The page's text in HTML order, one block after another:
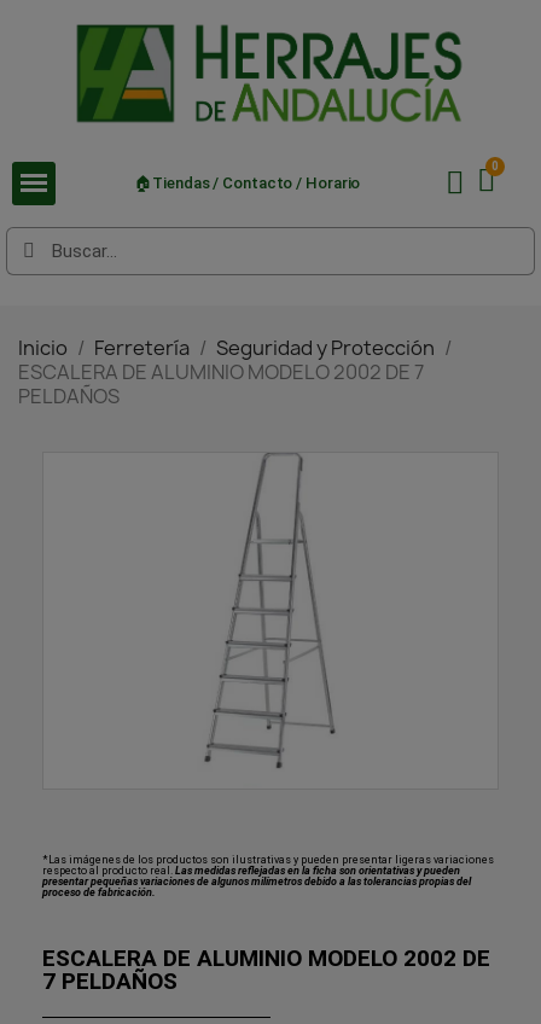
🏠Tiendas / Contacto / Horario
Inicio Ferretería
Seguridad y Protección
ESCALERA DE ALUMINIO MODELO 2002 DE 7
PELDAÑOS
*Las imágenes de los productos son ilustrativas y pueden presentar ligeras variaciones
respecto al producto real. Las medidas reflejadas en la ficha son orientativas y pueden
presentar pequeñas variaciones de algunos milímetros debido a las tolerancias propias del
proceso de fabricación.
ESCALERA DE ALUMINIO MODELO 2002 DE
7 PELDAÑOS